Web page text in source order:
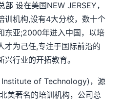
设在美国NEW JERSEY，
训机构,设有4大分校，数十个
东亚;2000年进入中国，以培
才为己任,专注于国际前沿的
行业的开拓教育。
of Technology)，源
美著名的培训机构，公司总